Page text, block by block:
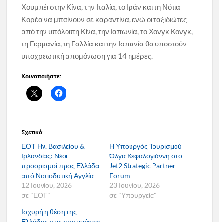
Χουμπέι στην Κίνα, την Ιταλία, το Ιράν και τη Νότια
Κορέα να μπαίνουν σε καραντίνα, ενώ οι ταξιδιώτες
από την υπόλοιπη Κίνα, την Ιαπωνία, το Χονγκ Κονγκ,
τη Γερμανία, τη Γαλλία και την Ισπανία θα υποστούν
υποχρεωτική απομόνωση για 14 ημέρες.
Κοινοποιήστε:
Σχετικά
ΕΟΤ Ην. Βασιλείου &
Ιρλανδίας: Νέοι
προορισμοί προς Ελλάδα
από Νοτιοδυτική Αγγλία
12 Ιουνίου, 2026
σε "ΕΟΤ"
Η Υπουργός Τουρισμού
Όλγα Κεφαλογιάννη στο
Jet2 Strategic Partner
Forum
23 Ιουνίου, 2026
σε "Υπουργεία"
Ισχυρή η θέση της